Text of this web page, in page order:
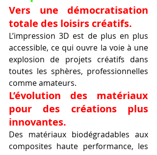
Vers une démocratisation
totale des loisirs créatifs.
L’impression 3D est de plus en plus
accessible, ce qui ouvre la voie à une
explosion de projets créatifs dans
toutes les sphères, professionnelles
comme amateurs.
L’évolution des matériaux
pour des créations plus
innovantes.
Des matériaux biodégradables aux
composites haute performance, les